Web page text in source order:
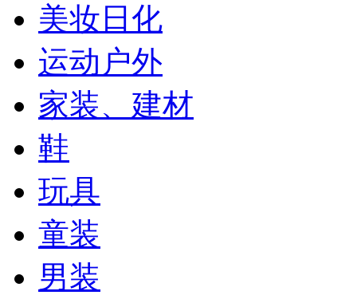
美妆日化
运动户外
家装、建材
鞋
玩具
童装
男装